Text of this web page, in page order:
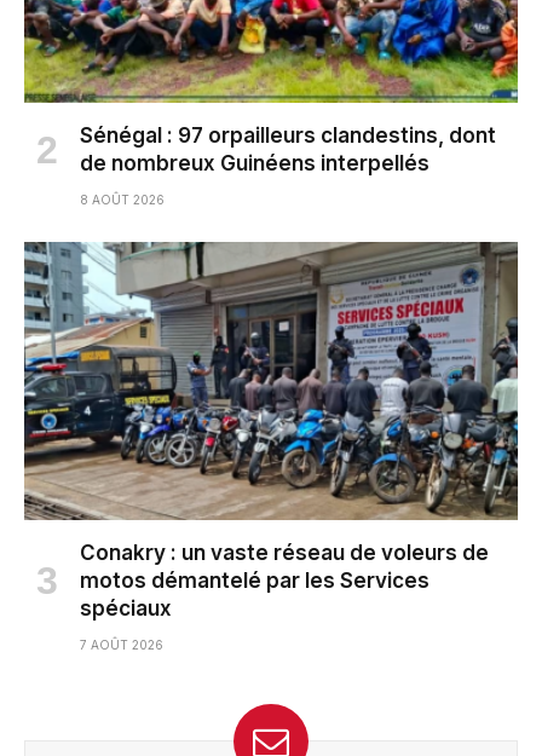
Sénégal : 97 orpailleurs clandestins, dont
de nombreux Guinéens interpellés
8 AOÛT 2026
Conakry : un vaste réseau de voleurs de
motos démantelé par les Services
spéciaux
7 AOÛT 2026